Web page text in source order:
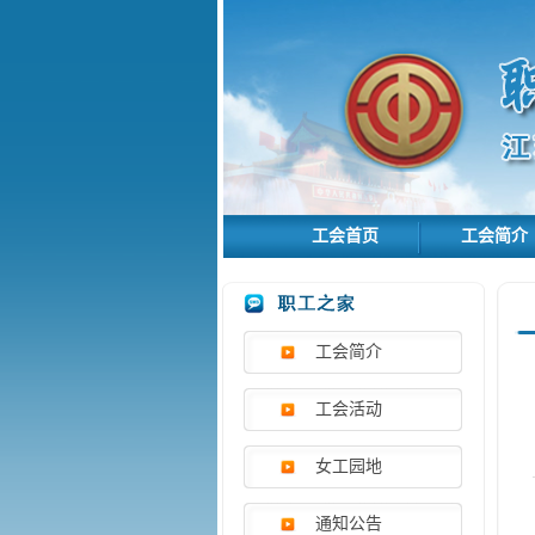
工会首页 工会简介
工会简介
工会活动
女工园地
通知公告